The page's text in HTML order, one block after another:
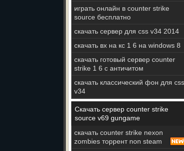
играть онлайн в counter strike
source бесплатно
скачать сервер для css v34 2014
скачать вх на кс 1 6 на windows 8
скачать готовый сервер counter
strike 1 6 с античитом
скачать классический фон для css
v34
Скачать сервер counter strike
source v69 gungame
скачать counter strike nexon
zombies торрент non steam